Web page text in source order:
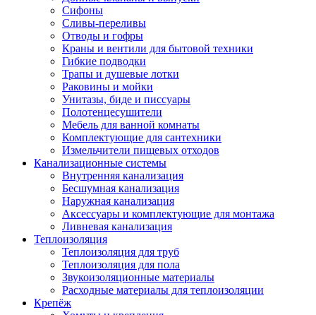
Сифоны
Сливы-переливы
Отводы и гофры
Краны и вентили для бытовой техники
Гибкие подводки
Трапы и душевые лотки
Раковины и мойки
Унитазы, биде и писсуары
Полотенцесушители
Мебель для ванной комнаты
Комплектующие для сантехники
Измельчители пищевых отходов
Канализационные системы
Внутренняя канализация
Бесшумная канализация
Наружная канализация
Аксессуары и комплектующие для монтажа
Ливневая канализация
Теплоизоляция
Теплоизоляция для труб
Теплоизоляция для пола
Звукоизоляционные материалы
Расходные материалы для теплоизоляции
Крепёж